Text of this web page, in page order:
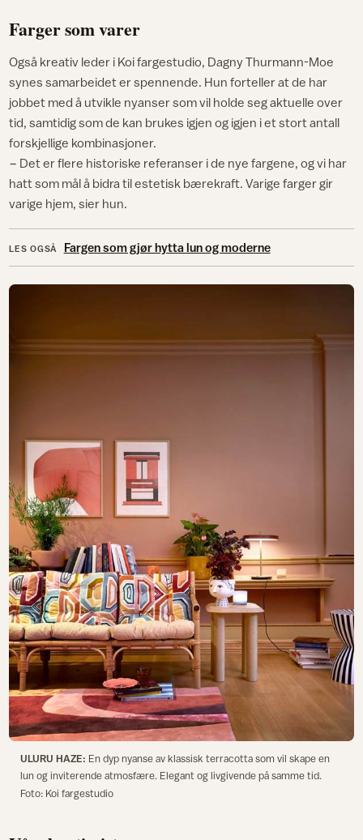
Farger som varer
Også kreativ leder i Koi fargestudio, Dagny Thurmann-Moe
synes samarbeidet er spennende. Hun forteller at de har
jobbet med å utvikle nyanser som vil holde seg aktuelle over
tid, samtidig som de kan brukes igjen og igjen i et stort antall
forskjellige kombinasjoner.
− Det er flere historiske referanser i de nye fargene, og vi har
hatt som mål å bidra til estetisk bærekraft. Varige farger gir
varige hjem, sier hun.
LES OGSÅ Fargen som gjør hytta lun og moderne
ULURU HAZE: En dyp nyanse av klassisk terracotta som vil skape en
lun og inviterende atmosfære. Elegant og livgivende på samme tid.
Foto: Koi fargestudio